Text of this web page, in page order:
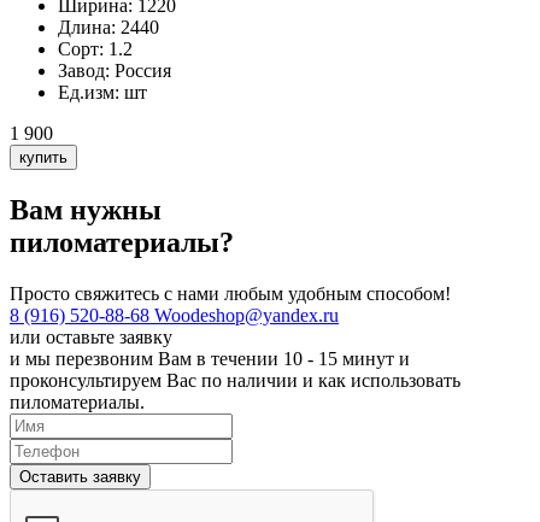
Ширина: 1220
Длина: 2440
Сорт: 1.2
Завод: Россия
Ед.изм: шт
1 900
Вам нужны
пиломатериалы?
Просто свяжитесь с нами любым удобным способом!
8 (916) 520-88-68 Woodeshop@yandex.ru
или оставьте заявку
и мы перезвоним Вам в течении 10 - 15 минут и
проконсультируем Вас по наличии и как использовать
пиломатериалы.
Оставить заявку